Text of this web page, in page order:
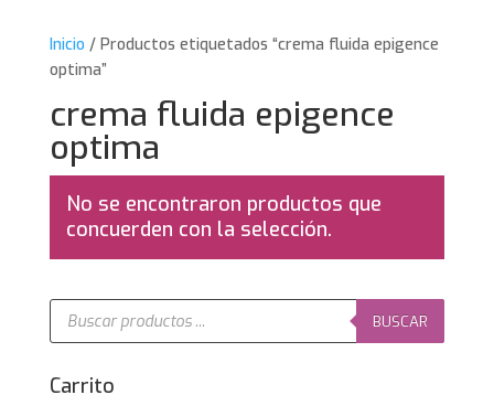
Inicio / Productos etiquetados “crema fluida epigence
optima”
crema fluida epigence
optima
No se encontraron productos que
concuerden con la selección.
Búsqueda
productos
BUSCAR
Carrito